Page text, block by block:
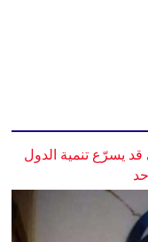
قد يسرّع تنمية الدول